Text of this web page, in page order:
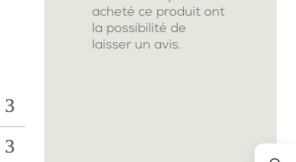
acheté ce produit ont
la possibilité de
laisser un avis.